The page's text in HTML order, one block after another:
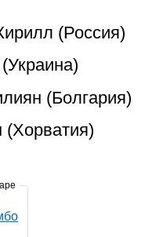
(Россия)
(Болгария)
(Хорватия)